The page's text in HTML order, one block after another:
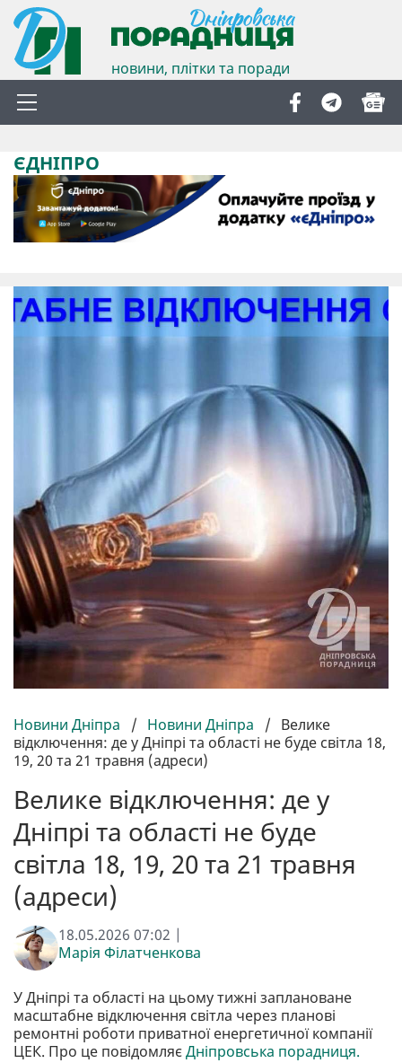
новини, плітки та поради
ЄДНІПРО
Новини Дніпра / Новини Дніпра / Велике
відключення: де у Дніпрі та області не буде світла 18,
19, 20 та 21 травня (адреси)
Велике відключення: де у
Дніпрі та області не буде
світла 18, 19, 20 та 21 травня
(адреси)
18.05.2026 07:02 |
Марія Філатченкова
У Дніпрі та області на цьому тижні заплановане
масштабне відключення світла через планові
ремонтні роботи приватної енергетичної компанії
ЦЕК. Про це повідомляєДніпровська порадниця.